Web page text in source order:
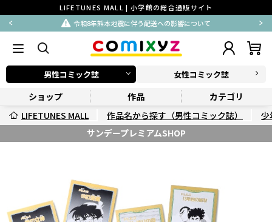
LIFETUNES MALL | 小学館の総合通販サイト
令和8年熊本地震に伴う配送への影響について
男性コミック誌 女性コミック誌
ショップ 作品
カテゴリ
LIFETUNES MALL
作品名から探す（男性コミック誌）
少
サンデープレミアムSHOP